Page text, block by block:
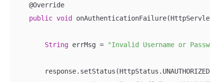
    @Override
public void
String errMsg = "Invalid Username or